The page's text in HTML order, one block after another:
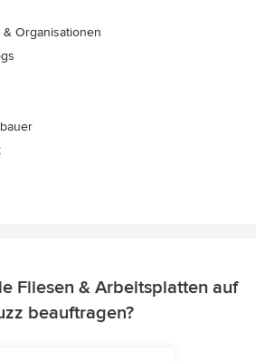
Organisationen
Fliesen & Arbeitsplatten auf
beauftragen?